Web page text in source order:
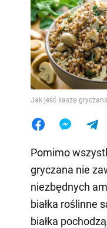
Jak jeść kaszę
Pomimo
gryczana nie
niezbędnych
białka roślinne
białka